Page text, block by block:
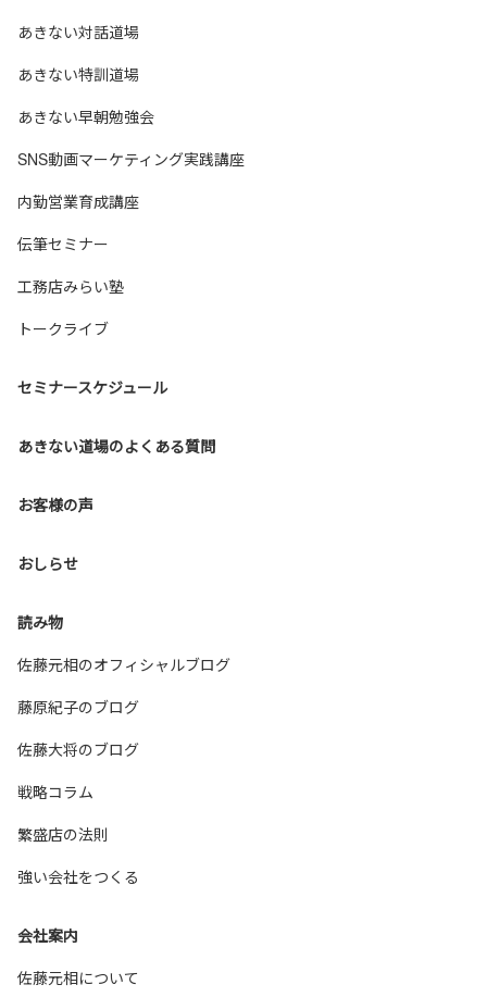
あきない対話道場
あきない特訓道場
あきない早朝勉強会
SNS動画マーケティング実践講座
内勤営業育成講座
伝筆セミナー
工務店みらい塾
トークライブ
セミナースケジュール
あきない道場のよくある質問
お客様の声
おしらせ
読み物
佐藤元相のオフィシャルブログ
藤原紀子のブログ
佐藤大将のブログ
戦略コラム
繁盛店の法則
強い会社をつくる
会社案内
佐藤元相について